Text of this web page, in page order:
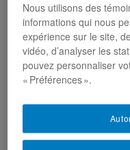
Nous utilisons des
informations qui nous
expérience sur le site,
vidéo, d’analyser les
pouvez personnaliser
« Préférences ».